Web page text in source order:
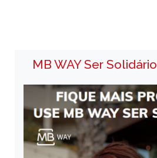
MB WAY Ser Solidário